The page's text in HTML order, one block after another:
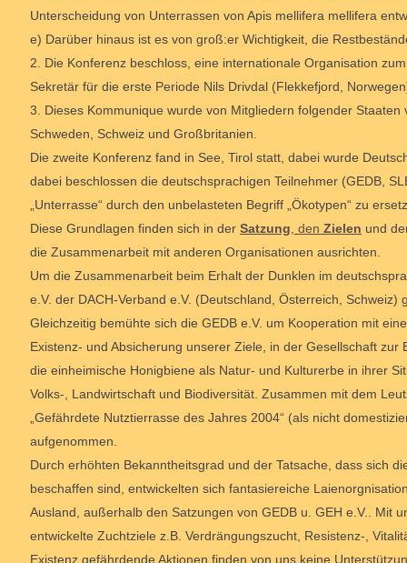
Unterscheidung von Unterrassen von Apis mellifera mellifera
e) Darüber hinaus ist es von groß:er Wichtigkeit, die
2. Die Konferenz beschloss, eine internationale Organisation
Sekretär für die erste Periode Nils Drivdal (Flekkefjord,
3. Dieses Kommunique wurde von Mitgliedern folgender
Schweden, Schweiz und Großbritanien.
Die zweite Konferenz fand in See, Tirol statt, dabei wurde
dabei beschlossen die deutschsprachigen Teilnehmer (GEDB,
„Unterrasse“ durch den unbelasteten Begriff „Ökotypen“ zu
Diese Grundlagen finden sich in der Satzung , den Zielen und
die Zusammenarbeit mit anderen Organisationen ausrichten.
Um die Zusammenarbeit beim Erhalt der Dunklen im
e.V. der DACH-Verband e.V. (Deutschland, Österreich,
Gleichzeitig bemühte sich die GEDB e.V. um Kooperation mit
Existenz- und Absicherung unserer Ziele, in der Gesellschaft
die einheimische Honigbiene als Natur- und Kulturerbe in ihrer
Volks-, Landwirtschaft und Biodiversität. Zusammen mit dem
„Gefährdete Nutztierrasse des Jahres 2004“ (als nicht
aufgenommen.
Durch erhöhten Bekanntheitsgrad und der Tatsache, dass sich
beschaffen sind, entwickelten sich fantasiereiche
Ausland, außerhalb den Satzungen von GEDB u. GEH e.V.. Mit
entwickelte Zuchtziele z.B. Verdrängungszucht, Resistenz-,
Existenz gefährdende Aktionen finden von uns keine